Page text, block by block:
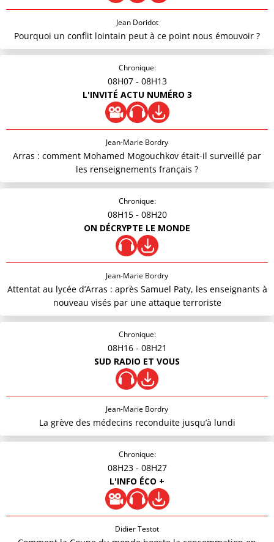
Jean Doridot
Pourquoi un conflit lointain peut à ce point nous émouvoir ?
Chronique:
08H07 - 08H13
L'INVITÉ ACTU NUMÉRO 3
Jean-Marie Bordry
Arras : comment Mohamed Mogouchkov était-il surveillé par
les renseignements français ?
Chronique:
08H15 - 08H20
ON DÉCRYPTE LE MONDE
Jean-Marie Bordry
Attentat au lycée d’Arras : après Samuel Paty, les enseignants à
nouveau visés par une attaque terroriste
Chronique:
08H16 - 08H21
SUD RADIO ET VOUS
Jean-Marie Bordry
La grève des médecins reconduite jusqu’à lundi
Chronique:
08H23 - 08H27
L'INFO ÉCO +
Didier Testot